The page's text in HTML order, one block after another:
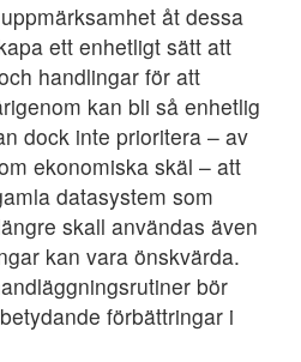
åt dessa
ett enhetligt sätt att
handlingar för att
kan bli så enhetlig
dock inte prioritera – av
ekonomiska skäl – att
datasystem som
skall användas även
kan vara önskvärda.
bör
förbättringar i